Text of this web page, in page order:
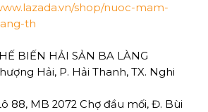
shop/nuoc-mam-
th
BIẾN HẢI SẢN BA LÀNG
Hải, P. Hải Thanh, TX. Nghi
88, MB 2072 Chợ đầu mối, Đ. Bùi